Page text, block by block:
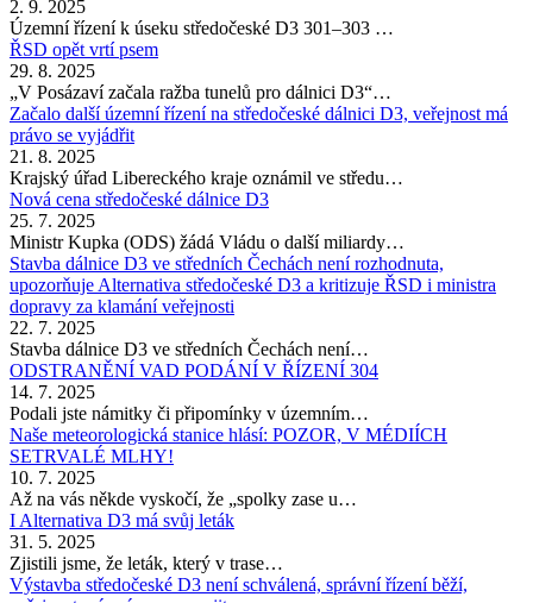
2. 9. 2025
Územní řízení k úseku středočeské D3 301–303 …
ŘSD opět vrtí psem
29. 8. 2025
„V Posázaví začala ražba tunelů pro dálnici D3“…
Začalo další územní řízení na středočeské dálnici D3, veřejnost má
právo se vyjádřit
21. 8. 2025
Krajský úřad Libereckého kraje oznámil ve středu…
Nová cena středočeské dálnice D3
25. 7. 2025
Ministr Kupka (ODS) žádá Vládu o další miliardy…
Stavba dálnice D3 ve středních Čechách není rozhodnuta,
upozorňuje Alternativa středočeské D3 a kritizuje ŘSD i ministra
dopravy za klamání veřejnosti
22. 7. 2025
Stavba dálnice D3 ve středních Čechách není…
ODSTRANĚNÍ VAD PODÁNÍ V ŘÍZENÍ 304
14. 7. 2025
Podali jste námitky či připomínky v územním…
Naše meteorologická stanice hlásí: POZOR, V MÉDIÍCH
SETRVALÉ MLHY!
10. 7. 2025
Až na vás někde vyskočí, že „spolky zase u…
I Alternativa D3 má svůj leták
31. 5. 2025
Zjistili jsme, že leták, který v trase…
Výstavba středočeské D3 není schválená, správní řízení běží,